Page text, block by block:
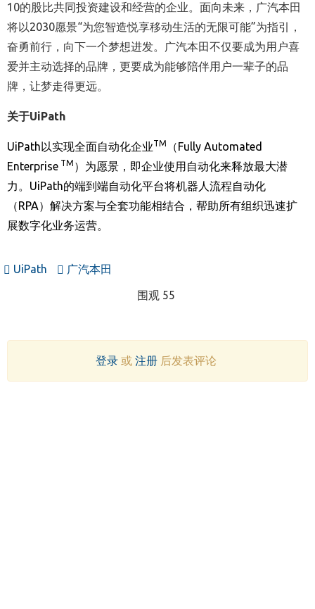
10的股比共同投资建设和经营的企业。面向未来，广汽本田
将以2030愿景“为您智造悦享移动生活的无限可能”为指引，
奋勇前行，向下一个梦想进发。广汽本田不仅要成为用户喜
爱并主动选择的品牌，更要成为能够陪伴用户一辈子的品
牌，让梦走得更远。
关于UiPath
UiPath以实现全面自动化企业TM （Fully Automated
Enterprise TM ）为愿景，即企业使用自动化来释放最大潜
力。 UiPath的端到端自动化平台将机器人流程自动化
（RPA）解决方案与全套功能相结合，帮助所有组织迅速扩
展数字化业务运营。
UiPath 广汽本田
围观 55
登录或 注册后发表评论